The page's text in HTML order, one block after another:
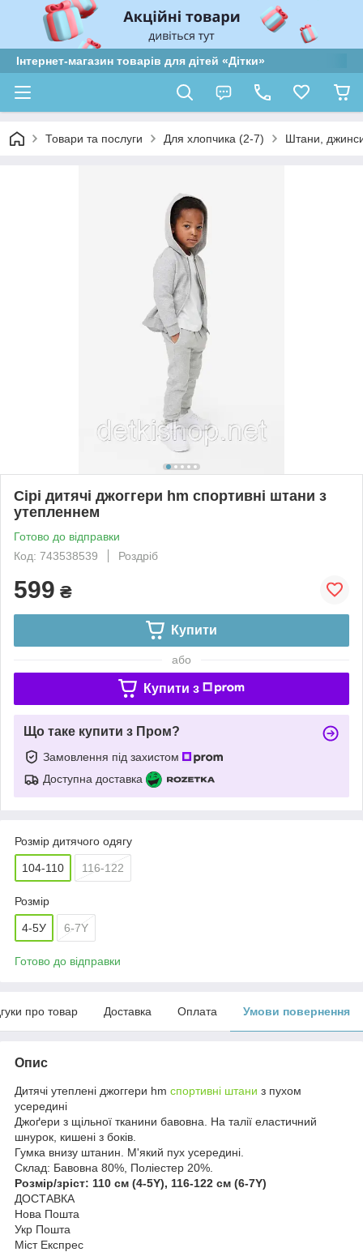
Інтернет-магазин товарів для дітей «Дітки»
Товари та послуги Для хлопчика (2-7) Штани,
Сірі дитячі джоггери hm спортивні штани з
утепленнем
Готово до відправки
Код: 743538539
Роздріб
599 ₴
Купити
або
Купити з
Що таке купити з Пром?
Замовлення під захистом
Доступна доставка
Розмір дитячого одягу
104-110 116-122
Розмір
4-5У 6-7Y
Готово до відправки
про товар Доставка Оплата Умови повернення
Опис
Дитячі утеплені джоггери hm спортивні штани з пухом
усередині
Джоґери з щільної тканини бавовна. На талії еластичний
шнурок, кишені з боків.
Гумка внизу штанин. М'який пух усередині.
Склад: Бавовна 80%, Поліестер 20%.
Розмір/зріст: 110 см (4-5Y), 116-122 см (6-7Y)
ДОСТАВКА
Нова Пошта
Укр Пошта
Міст Експрес